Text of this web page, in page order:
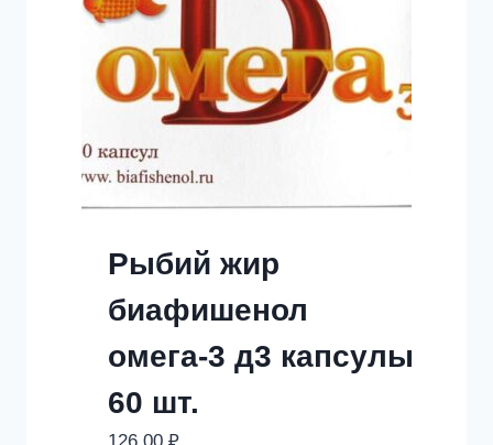
Рыбий жир
биафишенол
омега-3 д3 капсулы
60 шт.
126,00 ₽